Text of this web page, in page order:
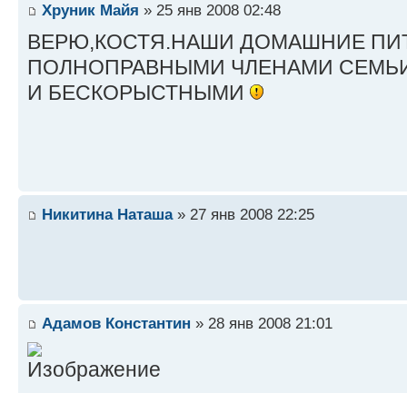
Хруник Майя » 25 янв 2008 02:48
ВЕРЮ,КОСТЯ.НАШИ ДОМАШНИЕ
ПОЛНОПРАВНЫМИ ЧЛЕНАМИ
И БЕСКОРЫСТНЫМИ
Никитина Наташа» 27 янв 2008 22:25
Адамов Константин » 28 янв 2008 21:01